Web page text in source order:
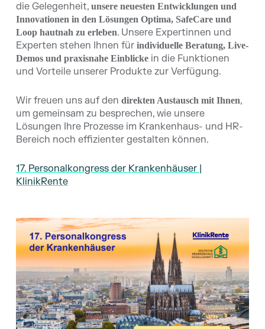
die Gelegenheit, unsere neuesten Entwicklungen und
Innovationen in den Lösungen Optima, SafeCare und
Loop hautnah zu erleben. Unsere Expertinnen und
Experten stehen Ihnen für individuelle Beratung, Live-
Demos und praxisnahe Einblickein die Funktionen
und Vorteile unserer Produkte zur Verfügung.
Wir freuen uns auf den direkten Austausch mit Ihnen,
um gemeinsam zu besprechen, wie unsere
Lösungen Ihre Prozesse im Krankenhaus- und HR-
Bereich noch effizienter gestalten können.
17. Personalkongress der Krankenhäuser |
KlinikRente